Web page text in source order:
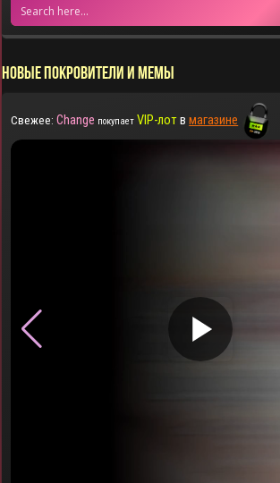
НОВЫЕ ПОКРОВИТЕЛИ И МЕМЫ
Свежее: Change покупает VIP-лотвмагазине
▶